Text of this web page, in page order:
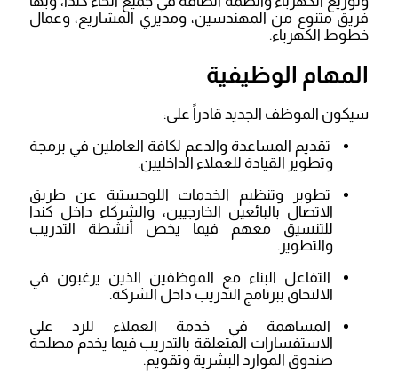
فريق متنوع من المهندسين، ومديري المشاريع، وعمال
خطوط الكهرباء.
المهام الوظيفية
سيكون الموظف الجديد قادراً على:
تقديم المساعدة والدعم لكافة العاملين في برمجة
وتطوير القيادة للعملاء الداخليين.
تطوير وتنظيم الخدمات اللوجستية عن طريق
الاتصال بالبائعين الخارجيين، والشركاء داخل كندا
للتنسيق معهم فيما يخص أنشطة التدريب
والتطوير.
التفاعل البناء مع الموظفين الذين يرغبون في
الالتحاق ببرنامج التدريب داخل الشركة.
المساهمة في خدمة العملاء للرد على
الاستفسارات المتعلقة بالتدريب فيما يخدم مصلحة
صندوق الموارد البشرية وتقويم.